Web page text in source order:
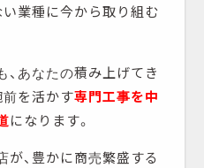
業種に今から取り組む
あなたの積み上げてき
前を活かす専門工事を中
になります。
、豊かに商売繁盛する